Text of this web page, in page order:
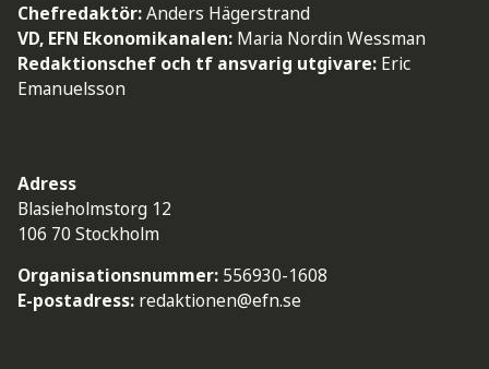
Chefredaktör:Anders Hägerstrand
VD, EFN Ekonomikanalen: Maria Nordin Wessman
Redaktionschef och tf ansvarig utgivare: Eric
Emanuelsson
Adress
Blasieholmstorg 12
106 70 Stockholm
Organisationsnummer: 556930-1608
E-postadress: redaktionen@efn.se